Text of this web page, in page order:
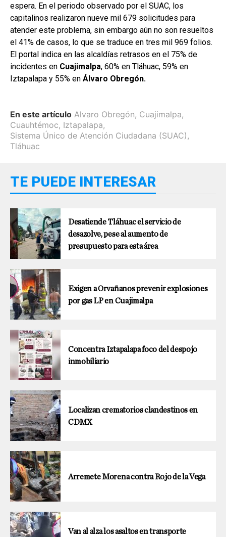
espera. En el periodo observado por el SUAC, los
capitalinos realizaron nueve mil 679 solicitudes para
atender este problema, sin embargo aún no son resueltos
el 41% de casos, lo que se traduce en tres mil 969 folios.
El portal indica en las alcaldías retrasos en el 75% de
incidentes en Cuajimalpa, 60% en Tláhuac, 59% en
Iztapalapa y 55% en Álvaro Obregón.
En este artículo Alvaro Obregón, Cuajimalpa,
Cuauhtémoc, Iztapalapa,
Sistema Único de Atención Ciudadana (SUAC) ,
Tláhuac
TE PUEDE INTERESAR
Desatiende Tláhuac el servicio de
desazolve, pese al aumento de
presupuesto para esta área
Exigen a Orvañanos prevenir explosiones
por gas LP en Cuajimalpa
Concentra Iztapalapa foco del despojo
inmobiliario
Localizan crematorios clandestinos en
CDMX
Arremete Morena contra Rojo de la Vega
Van al alza los asaltos en transporte